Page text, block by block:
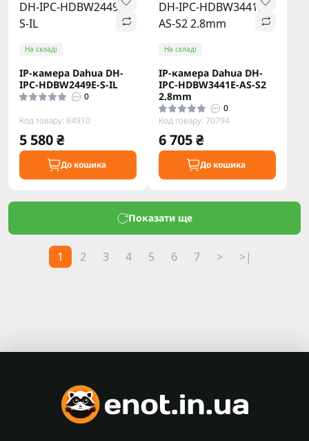
На складі
IP-камера Dahua DH-
IPC-HDBW2449E-S-IL
0
Код товару: 84910
5 580 ₴
До кошика
На складі
IP-камера Dahua DH-
IPC-HDBW3441E-AS-S2
2.8mm
0
Код товару: 70794
6 705 ₴
До кошика
Показати ще
1 2 3 4 5 6 7 > >|